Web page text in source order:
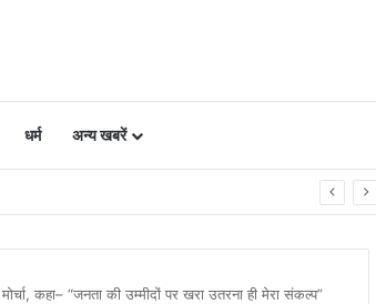
धर्म अन्य खबरें
वाली कॉल्स; बस फोन में बदल लें ये सेटिंग्स
कहा– “जनता की उम्मीदों पर खरा उतरना ही मेरा संकल्प”